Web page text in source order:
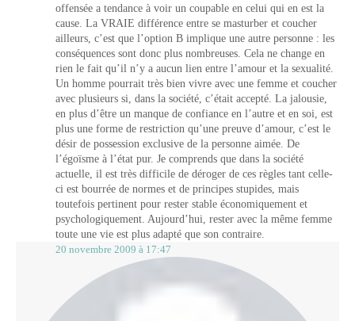
offensée a tendance à voir un coupable en celui qui en est la
cause. La VRAIE différence entre se masturber et coucher
ailleurs, c’est que l’option B implique une autre personne : les
conséquences sont donc plus nombreuses. Cela ne change en
rien le fait qu’il n’y a aucun lien entre l’amour et la sexualité.
Un homme pourrait très bien vivre avec une femme et coucher
avec plusieurs si, dans la société, c’était accepté. La jalousie,
en plus d’être un manque de confiance en l’autre et en soi, est
plus une forme de restriction qu’une preuve d’amour, c’est le
désir de possession exclusive de la personne aimée. De
l’égoïsme à l’état pur. Je comprends que dans la société
actuelle, il est très difficile de déroger de ces règles tant celle-
ci est bourrée de normes et de principes stupides, mais
toutefois pertinent pour rester stable économiquement et
psychologiquement. Aujourd’hui, rester avec la même femme
toute une vie est plus adapté que son contraire.
20 novembre 2009 à 17:47